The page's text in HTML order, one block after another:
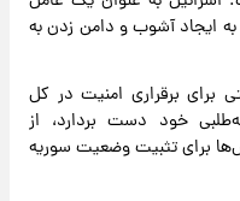
به ایجاد آشوب و دامن زدن به
برای برقراری امنیت در کل
خود دست بردارد، از
برای تثبیت وضعیت سوریه